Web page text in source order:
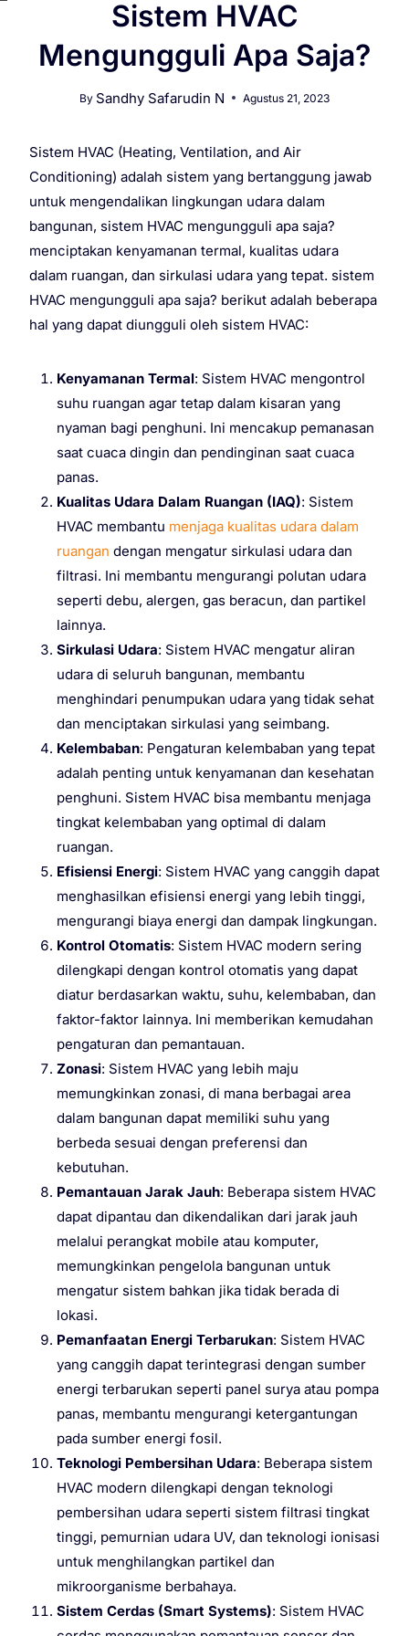
Sistem HVAC
Mengungguli Apa Saja?
By Sandhy Safarudin N Agustus 21, 2023
Sistem HVAC (Heating, Ventilation, and Air
Conditioning) adalah sistem yang bertanggung jawab
untuk mengendalikan lingkungan udara dalam
bangunan, sistem HVAC mengungguli apa saja?
menciptakan kenyamanan termal, kualitas udara
dalam ruangan, dan sirkulasi udara yang tepat. sistem
HVAC mengungguli apa saja? berikut adalah beberapa
hal yang dapat diungguli oleh sistem HVAC:
Kenyamanan Termal: Sistem HVAC mengontrol
suhu ruangan agar tetap dalam kisaran yang
nyaman bagi penghuni. Ini mencakup pemanasan
saat cuaca dingin dan pendinginan saat cuaca
panas.
Kualitas Udara Dalam Ruangan (IAQ): Sistem
HVAC membantu menjaga kualitas udara dalam
ruangan dengan mengatur sirkulasi udara dan
filtrasi. Ini membantu mengurangi polutan udara
seperti debu, alergen, gas beracun, dan partikel
lainnya.
Sirkulasi Udara: Sistem HVAC mengatur aliran
udara di seluruh bangunan, membantu
menghindari penumpukan udara yang tidak sehat
dan menciptakan sirkulasi yang seimbang.
Kelembaban: Pengaturan kelembaban yang tepat
adalah penting untuk kenyamanan dan kesehatan
penghuni. Sistem HVAC bisa membantu menjaga
tingkat kelembaban yang optimal di dalam
ruangan.
Efisiensi Energi: Sistem HVAC yang canggih dapat
menghasilkan efisiensi energi yang lebih tinggi,
mengurangi biaya energi dan dampak lingkungan.
Kontrol Otomatis: Sistem HVAC modern sering
dilengkapi dengan kontrol otomatis yang dapat
diatur berdasarkan waktu, suhu, kelembaban, dan
faktor-faktor lainnya. Ini memberikan kemudahan
pengaturan dan pemantauan.
Zonasi: Sistem HVAC yang lebih maju
memungkinkan zonasi, di mana berbagai area
dalam bangunan dapat memiliki suhu yang
berbeda sesuai dengan preferensi dan
kebutuhan.
Pemantauan Jarak Jauh: Beberapa sistem HVAC
dapat dipantau dan dikendalikan dari jarak jauh
melalui perangkat mobile atau komputer,
memungkinkan pengelola bangunan untuk
mengatur sistem bahkan jika tidak berada di
lokasi.
Pemanfaatan Energi Terbarukan: Sistem HVAC
yang canggih dapat terintegrasi dengan sumber
energi terbarukan seperti panel surya atau pompa
panas, membantu mengurangi ketergantungan
pada sumber energi fosil.
Teknologi Pembersihan Udara: Beberapa sistem
HVAC modern dilengkapi dengan teknologi
pembersihan udara seperti sistem filtrasi tingkat
tinggi, pemurnian udara UV, dan teknologi ionisasi
untuk menghilangkan partikel dan
mikroorganisme berbahaya.
Sistem Cerdas (Smart Systems): Sistem HVAC